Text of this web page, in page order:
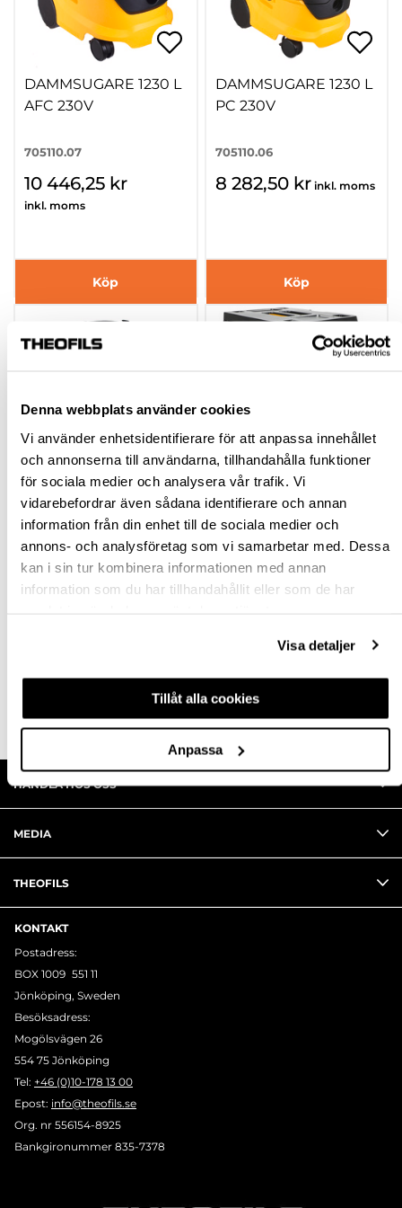
Denna webbplats använder cookies
Vi använder enhetsidentifierare för att anpassa innehållet
och annonserna till användarna, tillhandahålla funktioner
för sociala medier och analysera vår trafik. Vi
vidarebefordrar även sådana identifierare och annan
information från din enhet till de sociala medier och
annons- och analysföretag som vi samarbetar med. Dessa
kan i sin tur kombinera informationen med annan
information som du har tillhandahållit eller som de har
Visa detaljer
Tillåt alla cookies
Anpassa
DAMMSUGARE 1230 L
AFC 230V
705110.07
10 446,25 kr
inkl. moms
Köp
DAMMSUGARE 1230 L
PC 230V
705110.06
8 282,50 kr inkl. moms
Köp
DAMMSUGARE 1230 M
AFC 230V
705290
14 033,75 kr
DAMMSUGARE MIRKA
DEXOS 1217 M AFC
hp-113267
10 165,00 kr
HANDLA HOS OSS
MEDIA
THEOFILS
KONTAKT
Postadress:
BOX 1009 551 11
Jönköping, Sweden
Besöksadress:
Mogölsvägen 26
554 75 Jönköping
Tel: +46 (0)10-178 13 00
Epost: info@theofils.se
Org. nr 556154-8925
Bankgironummer 835-7378